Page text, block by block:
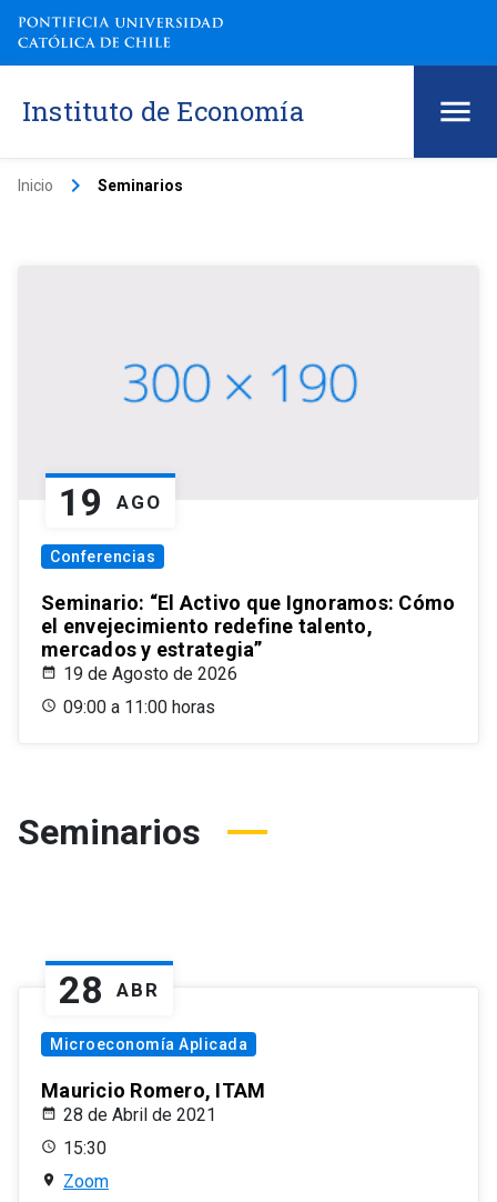
Instituto de Economía
Inicio keyboard_arrow_right Seminarios
19 AGO
Conferencias
Seminario: “El Activo que Ignoramos: Cómo
el envejecimiento redefine talento,
mercados y estrategia”
19 de Agosto de 2026
09:00 a 11:00 horas
Seminarios
28 ABR
Microeconomía Aplicada
Mauricio Romero, ITAM
28 de Abril de 2021
15:30
Zoom